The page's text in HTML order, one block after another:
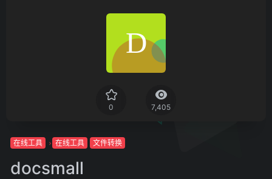
0 7,405
在线工具 在线工具 文件转换
docsmall